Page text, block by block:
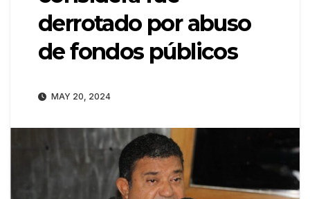
derrotado por abuso
de fondos públicos
MAY 20, 2024